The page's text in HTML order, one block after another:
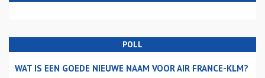
POLL
WAT IS EEN GOEDE NIEUWE NAAM VOOR AIR FRANCE-KLM?